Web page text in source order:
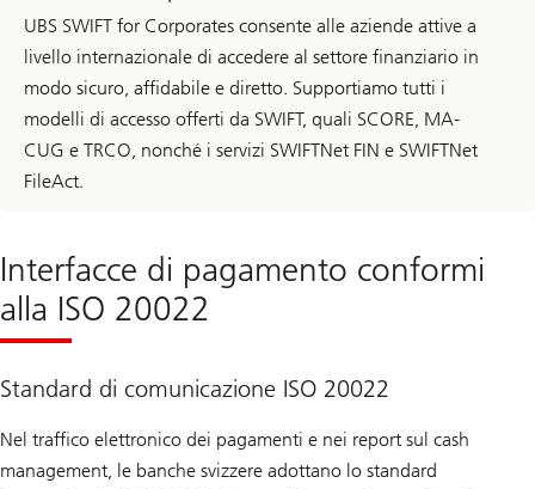
UBS SWIFT for Corporates consente alle aziende attive a
livello internazionale di accedere al settore finanziario in
modo sicuro, affidabile e diretto. Supportiamo tutti i
modelli di accesso offerti da SWIFT, quali SCORE, MA-
CUG e TRCO, nonché i servizi SWIFTNet FIN e SWIFTNet
FileAct.
Interfacce di pagamento conformi
alla ISO 20022
Standard di comunicazione ISO 20022
Nel traffico elettronico dei pagamenti e nei report sul cash
management, le banche svizzere adottano lo standard